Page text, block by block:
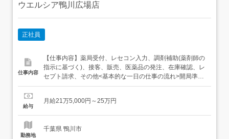
ウエルシア鴨川広場店
正社員
仕事内容
【仕事内容】薬局受付、レセコン入力、調剤補助(薬剤師の
指示に基づく)、接客、販売、医薬品の発注、在庫確認、レ
セプト請求、その他<基本的な一日の仕事の流れ>開局準備
(機器立ち上げ、クリンリネス)→処方せん受付・入力・調
接客、レセプト請求、処方箋再チェック等 「ナショナル
給与
月給21万5,000円～25万円
勤務地
千葉県 鴨川市